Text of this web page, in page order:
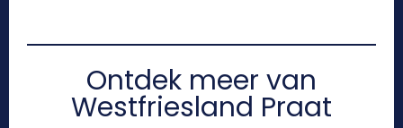
Ontdek meer van
Westfriesland Praat